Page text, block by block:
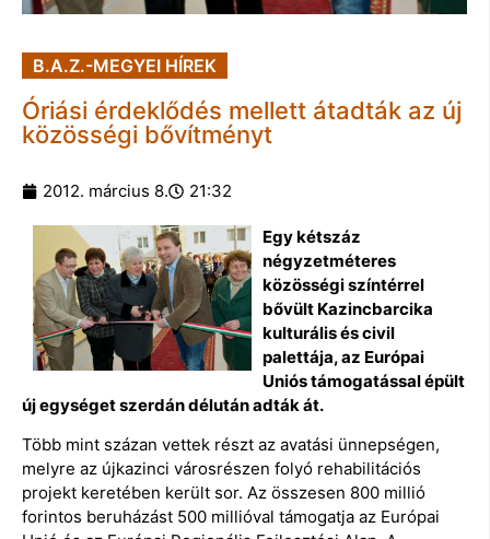
B.A.Z.-MEGYEI HÍREK
Óriási érdeklődés mellett átadták az új
közösségi bővítményt
2012. március 8. 21:32
Egy kétszáz
négyzetméteres
közösségi színtérrel
bővült Kazincbarcika
kulturális és civil
palettája, az Európai
Uniós támogatással épült
új egységet szerdán délután adták át.
Több mint százan vettek részt az avatási ünnepségen,
melyre az újkazinci városrészen folyó rehabilitációs
projekt keretében került sor. Az összesen 800 millió
forintos beruházást 500 millióval támogatja az Európai